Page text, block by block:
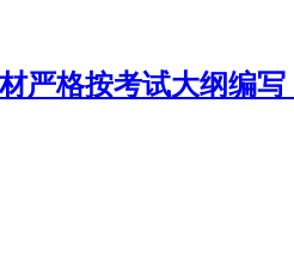
严格按考试大纲编